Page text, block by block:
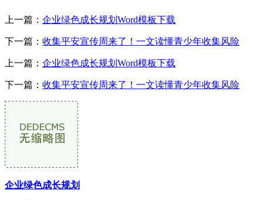
上一篇： 企业绿色成长规划Word模板下载
下一篇： 收集平安宣传周来了！一文读懂青少年收集风险
上一篇： 企业绿色成长规划Word模板下载
下一篇： 收集平安宣传周来了！一文读懂青少年收集风险
企业绿色成长规划